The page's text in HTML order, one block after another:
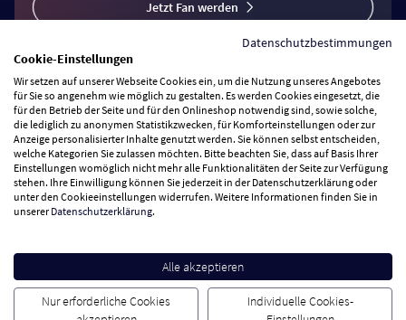
Jetzt Fan werden
Vertrag widerrufen
Zahlungsarten
Wir versenden mit
Service Hotline
Besuchen Sie uns
Datenschutzbestimmungen
Cookie-Einstellungen
Wir setzen auf unserer Webseite Cookies ein, um die Nutzung unseres Angebotes
für Sie so angenehm wie möglich zu gestalten. Es werden Cookies eingesetzt, die
für den Betrieb der Seite und für den Onlineshop notwendig sind, sowie solche,
die lediglich zu anonymen Statistikzwecken, für Komforteinstellungen oder zur
Anzeige personalisierter Inhalte genutzt werden. Sie können selbst entscheiden,
welche Kategorien Sie zulassen möchten. Bitte beachten Sie, dass auf Basis Ihrer
Einstellungen womöglich nicht mehr alle Funktionalitäten der Seite zur Verfügung
stehen. Ihre Einwilligung können Sie jederzeit in der Datenschutzerklärung oder
unter den Cookieeinstellungen widerrufen. Weitere Informationen finden Sie in
unsererDatenschutzerklärung.
Alle akzeptieren
Nur erforderliche Cookies
Individuelle Cookies-